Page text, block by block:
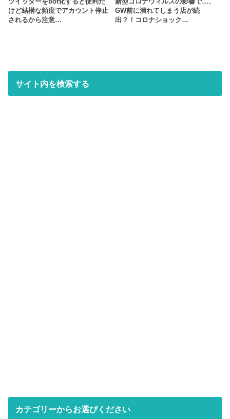
けど結構な頻度でアカウント停止
されるから注意…
GW前に潰れてしまう店が続
出？！コロナショック…
サイト内を検索する
カテゴリーからお選びください